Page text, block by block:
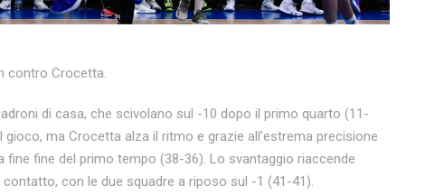
contro Crocetta.
di casa, che scivolano sul -10 dopo il primo quarto (11-
ma Crocetta alza il ritmo e grazie all’estrema precisione
fine fine del primo tempo (38-36). Lo svantaggio riaccende
contatto, con le due squadre a riposo sul -1 (41-41).